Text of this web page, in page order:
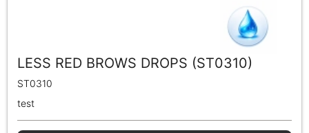
LESS RED BROWS DROPS (ST0310)
ST0310
test